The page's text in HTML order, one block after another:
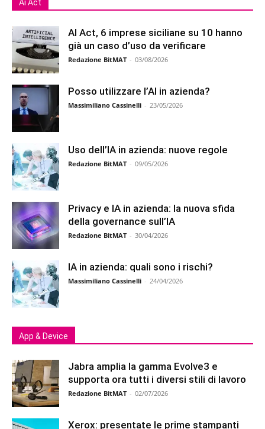
Ai Act
AI Act, 6 imprese siciliane su 10 hanno
già un caso d’uso da verificare
Redazione BitMAT - 03/08/2026
Posso utilizzare l’AI in azienda?
Massimiliano Cassinelli - 23/05/2026
Uso dell’IA in azienda: nuove regole
Redazione BitMAT - 09/05/2026
Privacy e IA in azienda: la nuova sfida
della governance sull’IA
Redazione BitMAT - 30/04/2026
IA in azienda: quali sono i rischi?
Massimiliano Cassinelli - 24/04/2026
App & Device
Jabra amplia la gamma Evolve3 e
supporta ora tutti i diversi stili di lavoro
Redazione BitMAT - 02/07/2026
Xerox: presentate le prime stampanti